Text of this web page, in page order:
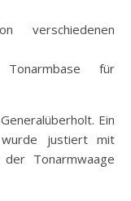
verschiedenen
für
Ein
wurde justiert mit
Tonarmwaage